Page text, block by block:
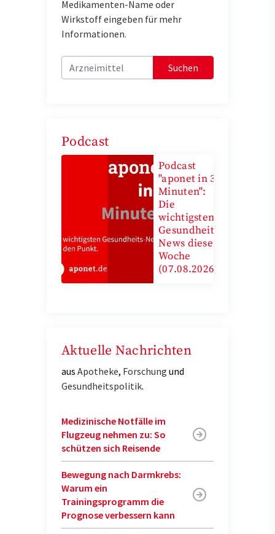
Medikamenten-Name oder
Wirkstoff eingeben für mehr
Informationen.
Suchen
Podcast
Podcast
"aponet in 3
Minuten":
Die
wichtigsten
Gesundheits-
News diese
Woche
(07.08.2026)
Aktuelle Nachrichten
aus Apotheke, Forschung und
Gesundheitspolitik.
Medizinische Notfälle im
Flugzeug nehmen zu: So
schützen sich Reisende
Bewegung nach Darmkrebs:
Warum ein
Trainingsprogramm die
Prognose verbessern kann